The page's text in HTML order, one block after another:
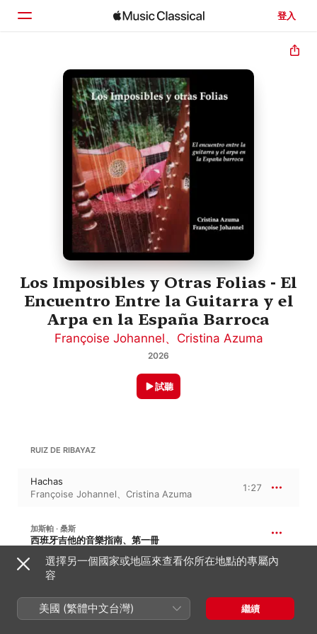
登入
首頁
Los Imposibles y Otras Folias - El
Encuentro Entre la Guitarra y el
Arpa en la España Barroca
Françoise Johannel、 Cristina Azuma
2026
試聽
RUIZ DE RIBAYAZ
Hachas
Françoise Johannel、 Cristina Azuma
1:27
加斯帕 · 桑斯
西班牙吉他的音樂指南、第一冊
Preludio, o Capricho Arpeado
Françoise Johannel
加斯帕 · 桑斯
選擇另一個國家或地區來查看你所在地點的專屬內
容
美國 (繁體中文台灣) 繼續